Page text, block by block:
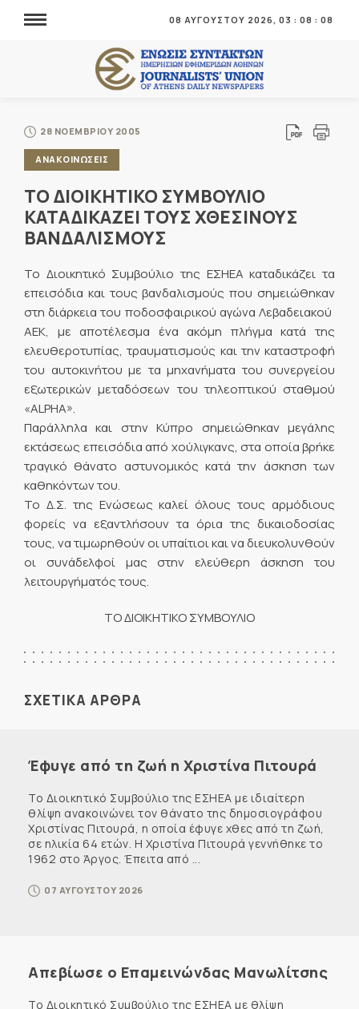
08 ΑΥΓΟΥΣΤΟΥ 2026, 03 : 08 : 09
28 ΝΟΕΜΒΡΙΟΥ 2005
ΑΝΑΚΟΙΝΩΣΕΙΣ
ΤΟ ΔΙΟΙΚΗΤΙΚΟ ΣΥΜΒΟΥΛΙΟ
ΚΑΤΑΔΙΚΑΖΕΙ ΤΟΥΣ ΧΘΕΣΙΝΟΥΣ
ΒΑΝΔΑΛΙΣΜΟΥΣ
Το Διοικητικό Συμβούλιο της ΕΣΗΕΑ καταδικάζει τα
επεισόδια και τους βανδαλισμούς που σημειώθηκαν
στη διάρκεια του ποδοσφαιρικού αγώνα Λεβαδειακού 
ΑΕΚ, με αποτέλεσμα ένα ακόμη πλήγμα κατά της
ελευθεροτυπίας, τραυματισμούς και την καταστροφή
του αυτοκινήτου με τα μηχανήματα του συνεργείου
εξωτερικών μεταδόσεων του τηλεοπτικού σταθμού
«ALPHA».
Παράλληλα και στην Κύπρο σημειώθηκαν μεγάλης
εκτάσεως επεισόδια από χούλιγκανς, στα οποία βρήκε
τραγικό θάνατο αστυνομικός κατά την άσκηση των
καθηκόντων του.
Το Δ.Σ. της Ενώσεως καλεί όλους τους αρμόδιους
φορείς να εξαντλήσουν τα όρια της δικαιοδοσίας
τους, να τιμωρηθούν οι υπαίτιοι και να διευκολυνθούν
οι συνάδελφοί μας στην ελεύθερη άσκηση του
λειτουργήματός τους.
ΤΟ ΔΙΟΙΚΗΤΙΚΟ ΣΥΜΒΟΥΛΙΟ
ΣΧΕΤΙΚΑ ΑΡΘΡΑ
Έφυγε από τη ζωή η Χριστίνα Πιτουρά
Το Διοικητικό Συμβούλιο της ΕΣΗΕΑ με ιδιαίτερη
θλίψη ανακοινώνει τον θάνατο της δημοσιογράφου
Χριστίνας Πιτουρά, η οποία έφυγε χθες από τη ζωή,
σε ηλικία 64 ετών. Η Χριστίνα Πιτουρά γεννήθηκε το
1962 στο Άργος. Έπειτα από ...
07 ΑΥΓΟΥΣΤΟΥ 2026
Απεβίωσε ο Επαμεινώνδας Μανωλίτσης
Το Διοικητικό Συμβούλιο της ΕΣΗΕΑ με θλίψη